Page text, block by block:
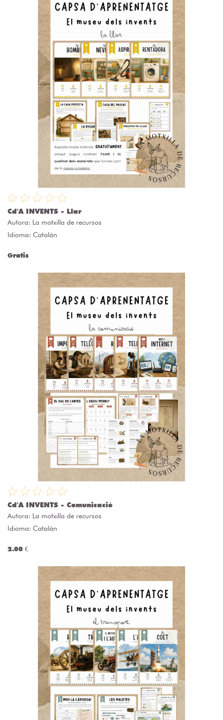
Cd'A INVENTS - Llar
Autora: La motxilla de recursos
Idioma: Catalán
Gratis
Cd'A INVENTS - Comunicació
Autora: La motxilla de recursos
Idioma: Catalán
2.00 €